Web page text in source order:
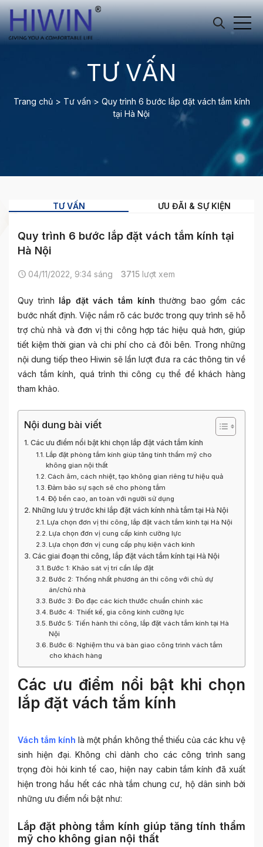
TƯ VẤN
Trang chủ> Tư vấn > Quy trình 6 bước lắp đặt vách tắm kính
tại Hà Nội
TƯ VẤN ƯU ĐÃI & SỰ KIỆN
Quy trình 6 bước lắp đặt vách tắm kính tại
Hà Nội
04/11/2022, 9:34 sáng 3715 lượt xem
Quy trình lắp đặt vách tắm kínhthường bao gồm các
bước nhất định. Việc nắm rõ các bước trong quy trình sẽ hỗ
trợ chủ nhà và đơn vị thi công hợp tác hiệu quả hơn, giúp
tiết kiệm thời gian và chi phí cho cả đôi bên. Trong những
nội dung tiếp theo Hiwin sẽ lần lượt đưa ra các thông tin về
vách tắm kính, quá trình thi công cụ thể để khách hàng
tham khảo.
Nội dung bài viết
Các ưu điểm nổi bật khi chọn lắp đặt vách tắm kính
Lắp đặt phòng tắm kính giúp tăng tính thẩm mỹ cho
không gian nội thất
Cách âm, cách nhiệt, tạo không gian riêng tư hiệu quả
Đảm bảo sự sạch sẽ cho phòng tắm
Độ bền cao, an toàn với người sử dụng
Những lưu ý trước khi lắp đặt vách kính nhà tắm tại Hà Nội
Lựa chọn đơn vị thi công, lắp đặt vách tắm kính tại Hà Nội
Lựa chọn đơn vị cung cấp kính cường lực
Lựa chọn đơn vị cung cấp phụ kiện vách kính
Các giai đoạn thi công, lắp đặt vách tắm kính tại Hà Nội
Bước 1: Khảo sát vị trí cần lắp đặt
Bước 2: Thống nhất phương án thi công với chủ dự
án/chủ nhà
Bước 3: Đo đạc các kích thước chuẩn chính xác
Bước 4: Thiết kế, gia công kính cường lực
Bước 5: Tiến hành thi công, lắp đặt vách tắm kính tại Hà
Nội
Bước 6: Nghiệm thu và bàn giao công trình vách tắm
cho khách hàng
Các ưu điểm nổi bật khi chọn
lắp đặt vách tắm kính
Vách tắm kính là một phần không thể thiếu của các khu vệ
sinh hiện đại. Không chỉ dành cho các công trình sang
trọng đòi hỏi kinh tế cao, hiện nay cabin tắm kính đã xuất
hiện trong hầu hết các nhà tắm chung cư, hộ dân sinh bởi
những ưu điểm nổi bật như:
Lắp đặt phòng tắm kính giúp tăng tính thẩm
mỹ cho không gian nội thất